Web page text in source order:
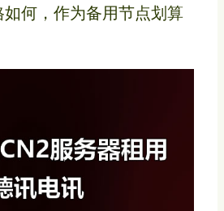
何，作为备用节点划算